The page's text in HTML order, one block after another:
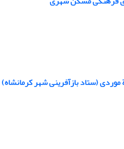
(ستاد بازآفرینی شهر کرمانشاه)